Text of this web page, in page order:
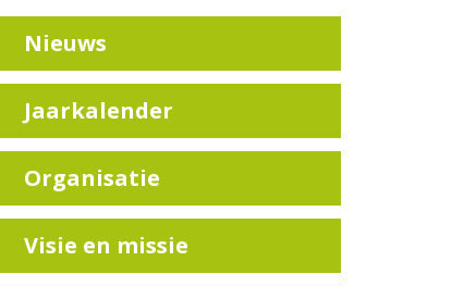
Nieuws
Jaarkalender
Organisatie
Visie en missie